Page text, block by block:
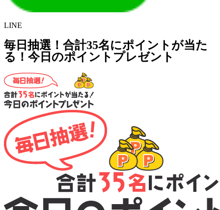
LINE
毎日抽選！合計35名にポイントが当た
る！今日のポイントプレゼント